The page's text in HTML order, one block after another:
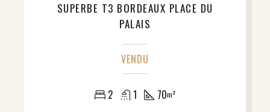
SUPERBE T3 BORDEAUX PLACE DU
PALAIS
VENDU
2 1 70m²